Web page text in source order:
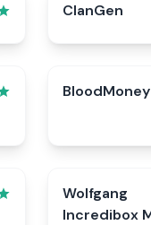
ClanGen
BloodMoney
Wolfgang
Incredibox